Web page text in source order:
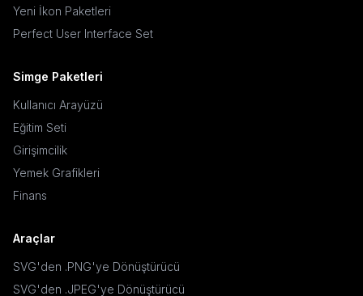
Yeni İkon Paketleri
Perfect User Interface Set
Simge Paketleri
Kullanıcı Arayüzü
Eğitim Seti
Girişimcilik
Yemek Grafikleri
Finans
Araçlar
SVG'den .PNG'ye Dönüştürücü
SVG'den .JPEG'ye Dönüştürücü